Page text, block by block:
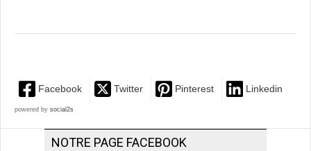
Facebook Twitter Pinterest Linkedin
powered by social2s
NOTRE PAGE FACEBOOK